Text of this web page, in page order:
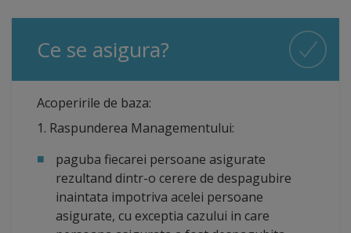
Ce se asigura?
Acoperirile de baza:
1. Raspunderea Managementului:
paguba fiecarei persoane asigurate
rezultand dintr-o cerere de despagubire
inaintata impotriva acelei persoane
asigurate, cu exceptia cazului in care